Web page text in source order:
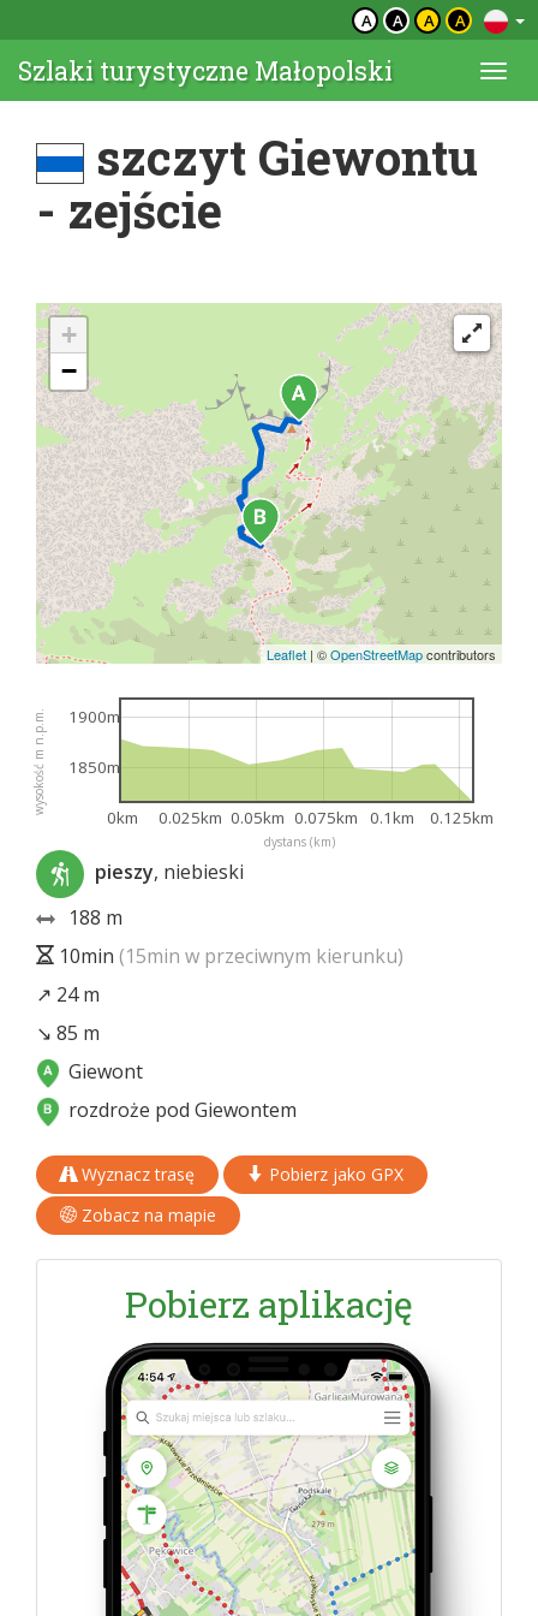
A A A A
Szlaki turystyczne Małopolski
szczyt Giewontu
- zejście
+
−
Leaflet | ©OpenStreetMapcontributors
dystans (km)
wysokość m n.p.m.
0km 0.025km 0.05km 0.075km 0.1km 0.125km
1850m
1900m
pieszy, niebieski
188 m
10min (15min w przeciwnym kierunku)
↗ 24 m
↘ 85 m
Giewont
rozdroże pod Giewontem
Wyznacz trasę
Pobierz jako GPX
Zobacz na mapie
Pobierz aplikację